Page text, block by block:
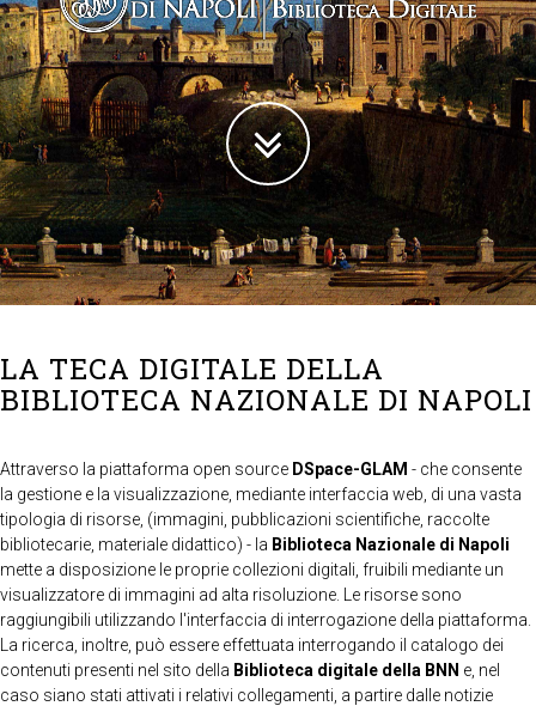
LA TECA DIGITALE DELLA
BIBLIOTECA NAZIONALE DI NAPOLI
Attraverso la piattaforma open source DSpace-GLAM - che consente
la gestione e la visualizzazione, mediante interfaccia web, di una vasta
tipologia di risorse, (immagini, pubblicazioni scientifiche, raccolte
bibliotecarie, materiale didattico) - la Biblioteca Nazionale di Napoli
mette a disposizione le proprie collezioni digitali, fruibili mediante un
visualizzatore di immagini ad alta risoluzione. Le risorse sono
raggiungibili utilizzando l'interfaccia di interrogazione della piattaforma.
La ricerca, inoltre, può essere effettuata interrogando il catalogo dei
contenuti presenti nel sito della Biblioteca digitale della BNN e, nel
caso siano stati attivati i relativi collegamenti, a partire dalle notizie